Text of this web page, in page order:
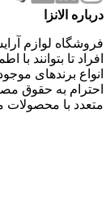
درباره الانزا
فروشگاه لوازم
افراد تا بتوانند
انواع برندهای
احترام به حقوق
متعدد با محصولات